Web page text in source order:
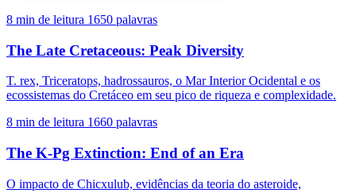
8 min de leitura 1650 palavras
The Late Cretaceous: Peak Diversity
T. rex, Triceratops, hadrossauros, o Mar Interior Ocidental e os
ecossistemas do Cretáceo em seu pico de riqueza e complexidade.
8 min de leitura 1660 palavras
The K-Pg Extinction: End of an Era
O impacto de Chicxulub, evidências da teoria do asteroide,